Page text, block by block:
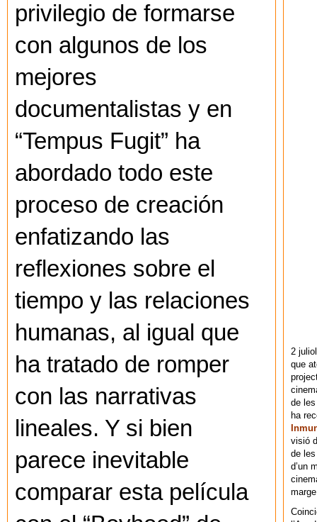
privilegio de formarse
con algunos de los
mejores
documentalistas y en
“Tempus Fugit” ha
abordado todo este
proceso de creación
enfatizando las
reflexiones sobre el
tiempo y las relaciones
humanas, al igual que
ha tratado de romper
con las narrativas
lineales. Y si bien
parece inevitable
comparar esta película
2
que
de
ha
visió
de
d’un